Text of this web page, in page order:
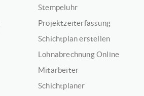
Stempeluhr
Projektzeiterfassung
Schichtplan erstellen
Lohnabrechnung Online
Mitarbeiter
Schichtplaner